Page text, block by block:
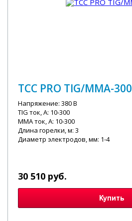
ТСС PRO TIG/MMA-300
Напряжение: 380 В
TIG ток, А: 10-300
MMA ток, А: 10-300
Длина горелки, м: 3
Диаметр электродов, мм: 1-4
30 510 руб.
Купить